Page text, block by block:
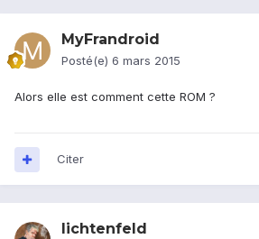
MyFrandroid
Posté(e) 6 mars 2015
Alors elle est comment cette ROM ?
Citer
lichtenfeld